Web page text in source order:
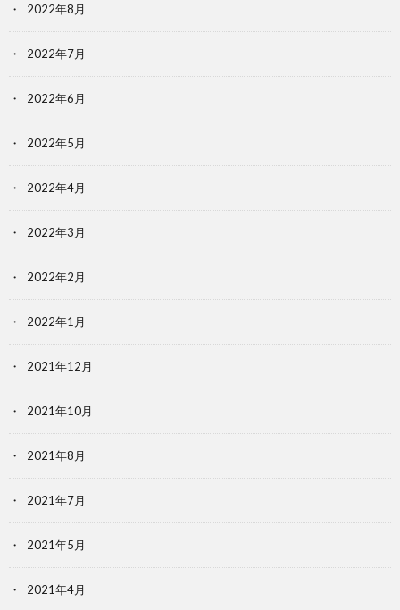
2022年8月
2022年7月
2022年6月
2022年5月
2022年4月
2022年3月
2022年2月
2022年1月
2021年12月
2021年10月
2021年8月
2021年7月
2021年5月
2021年4月